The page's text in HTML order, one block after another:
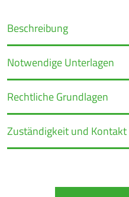
Beschreibung
Notwendige Unterlagen
Rechtliche Grundlagen
Zuständigkeit und Kontakt